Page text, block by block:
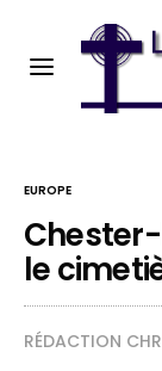
EUROPE
le
RÉDACTION